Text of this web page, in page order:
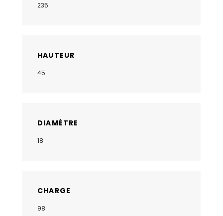
235
HAUTEUR
45
DIAMÈTRE
18
CHARGE
98